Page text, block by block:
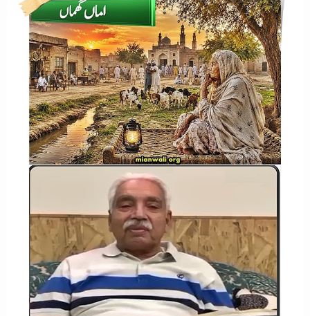
SAB
TON
VADDA
MASLA:
NOON
PINDI
GHIN
VANJO.'”